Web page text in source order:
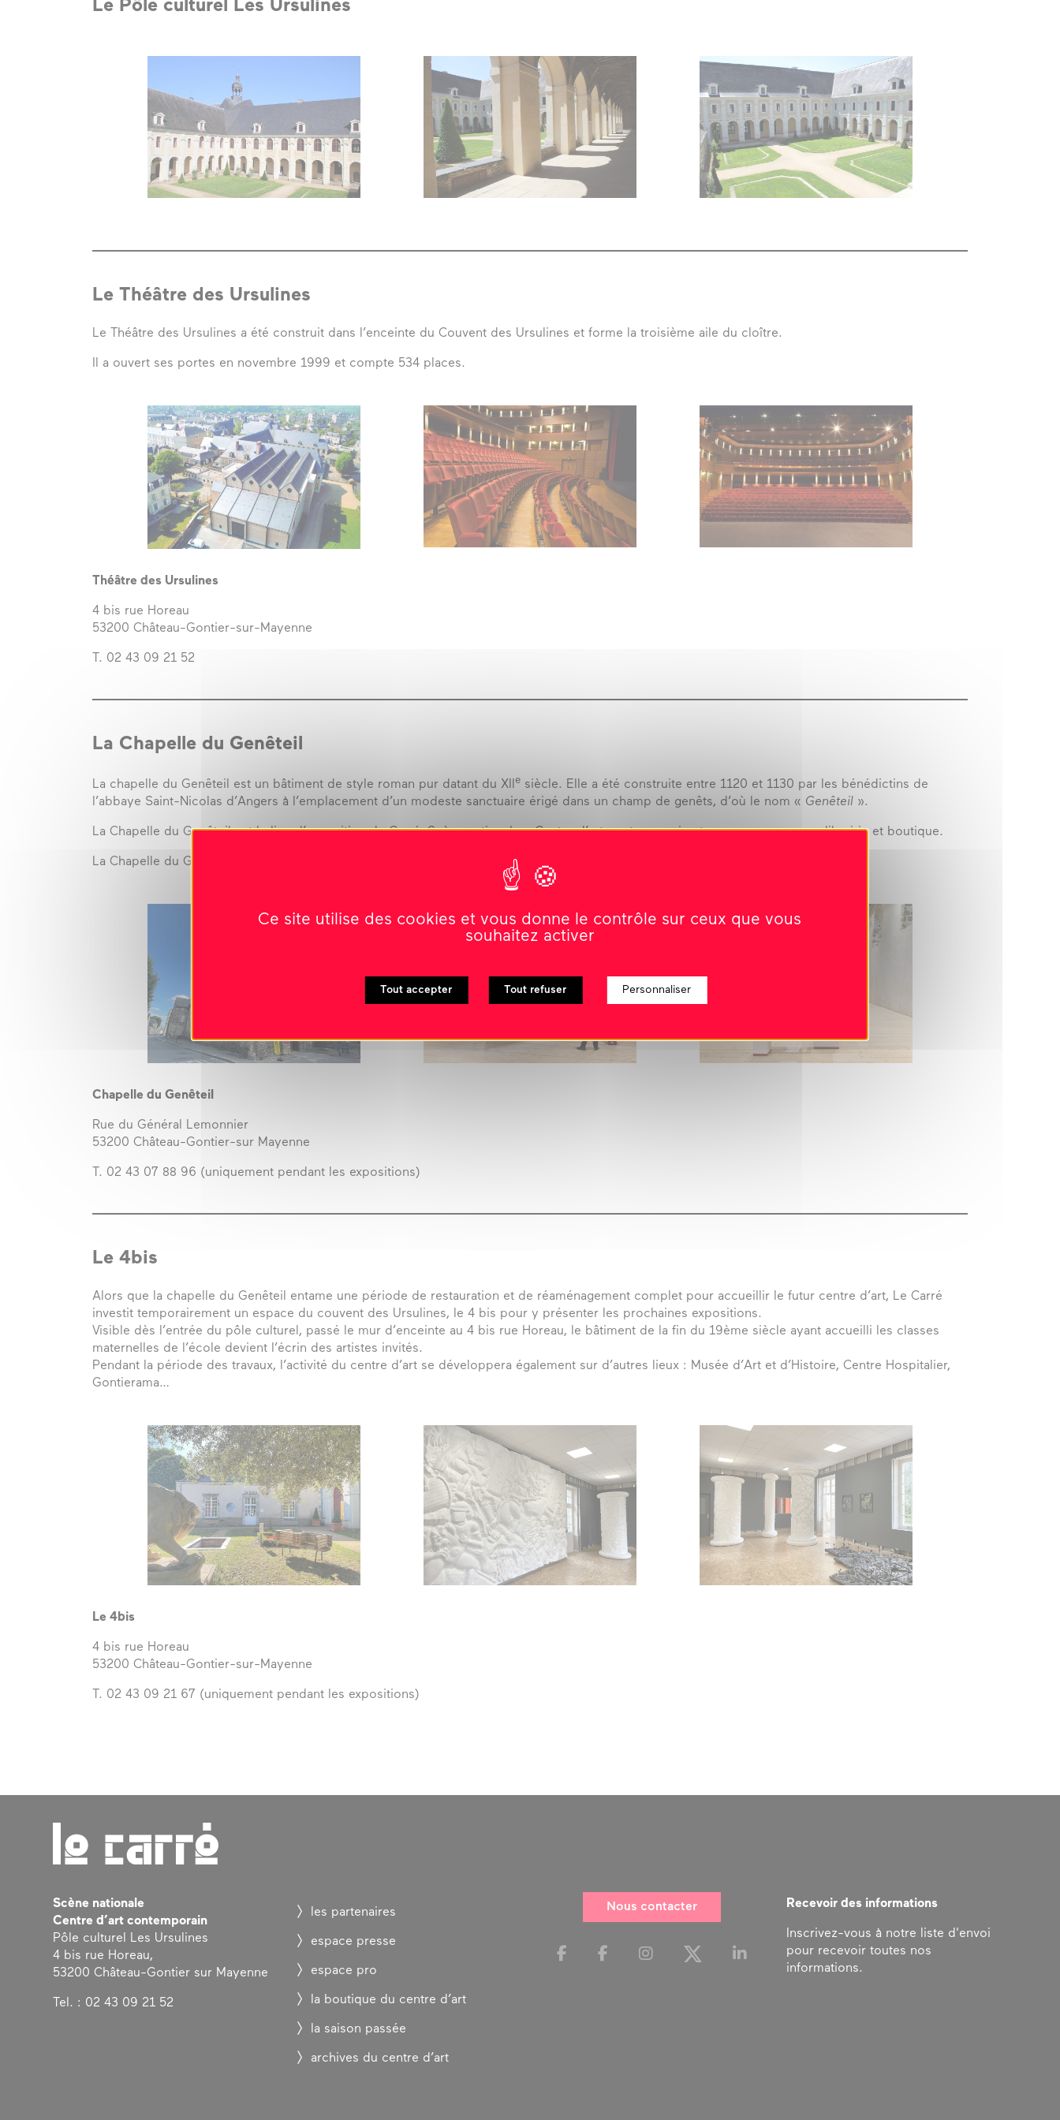
les espaces
les partenaires
la transition
écologique
Le Pôle culturel Les Ursulines
Le Théâtre des Ursulines
Le Théâtre des Ursulines a été construit dans l’enceinte du Couvent des Ursulines et forme la troisième aile du cloître.
Il a ouvert ses portes en novembre 1999 et compte 534 places.
Théâtre des Ursulines
4 bis rue Horeau
53200 Château-Gontier-sur-Mayenne
T. 02 43 09 21 52
La Chapelle du Genêteil
La chapelle du Genêteil est un bâtiment de style roman pur datant du XII e siècle. Elle a été construite entre 1120 et 1130 par les bénédictins de
l’abbaye Saint-Nicolas d’Angers à l’emplacement d’un modeste sanctuaire érigé dans un champ de genêts, d’où le nom « Genêteil ».
La Chapelle du Genêteil est le lieu d’exposition du Carré, Scène nationale – Centre d’art contemporain et propose un espace librairie et boutique.
La Chapelle du Genêteil entrera en travaux pour une réhabilitation complète à compter de septembre 2023.
Chapelle du Genêteil
Rue du Général Lemonnier
53200 Château-Gontier-sur Mayenne
T. 02 43 07 88 96 (uniquement pendant les expositions)
Le 4bis
Alors que la chapelle du Genêteil entame une période de restauration et de réaménagement complet pour accueillir le futur centre d’art, Le Carré
investit temporairement un espace du couvent des Ursulines, le 4 bis pour y présenter les prochaines expositions.
Visible dès l’entrée du pôle culturel, passé le mur d’enceinte au 4 bis rue Horeau, le bâtiment de la fin du 19ème siècle ayant accueilli les classes
maternelles de l’école devient l’écrin des artistes invités.
Pendant la période des travaux, l’activité du centre d’art se développera également sur d’autres lieux : Musée d’Art et d’Histoire, Centre Hospitalier,
Gontierama…
Le 4bis
4 bis rue Horeau
53200 Château-Gontier-sur-Mayenne
T. 02 43 09 21 67 (uniquement pendant les expositions)
Scène nationale
Centre d’art contemporain
Pôle culturel Les Ursulines
4 bis rue Horeau,
53200 Château-Gontier sur Mayenne
Tel. : 02 43 09 21 52
les partenaires
espace presse
espace pro
la boutique du centre d’art
la saison passée
archives du centre d’art
Nous contacter Recevoir des informations
Inscrivez-vous à notre liste d'envoi
pour recevoir toutes nos
informations.
Ce site utilise des cookies et vous donne le contrôle sur ceux que vous
souhaitez activer
Tout accepter Tout refuser Personnaliser